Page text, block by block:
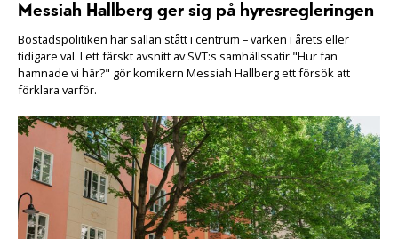
Messiah Hallberg ger sig på hyresregleringen
Bostadspolitiken har sällan stått i centrum – varken i årets eller
tidigare val. I ett färskt avsnitt av SVT:s samhällssatir "Hur fan
hamnade vi här?" gör komikern Messiah Hallberg ett försök att
förklara varför.